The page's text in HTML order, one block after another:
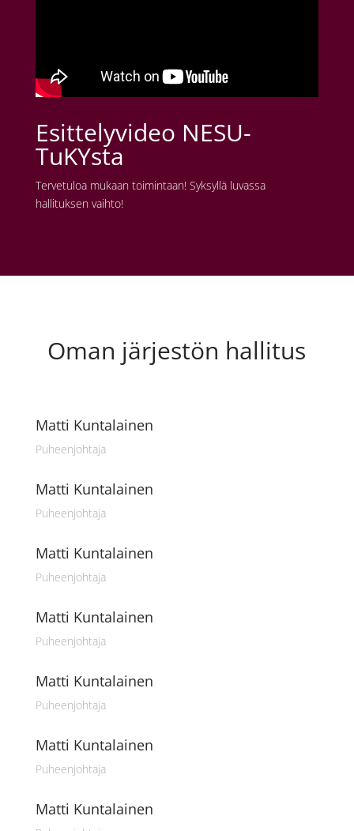
Esittelyvideo NESU-
TuKYsta
Tervetuloa mukaan toimintaan! Syksyllä luvassa
hallituksen vaihto!
Oman järjestön hallitus
Matti Kuntalainen
Puheenjohtaja
Matti Kuntalainen
Puheenjohtaja
Matti Kuntalainen
Puheenjohtaja
Matti Kuntalainen
Puheenjohtaja
Matti Kuntalainen
Puheenjohtaja
Matti Kuntalainen
Puheenjohtaja
Matti Kuntalainen